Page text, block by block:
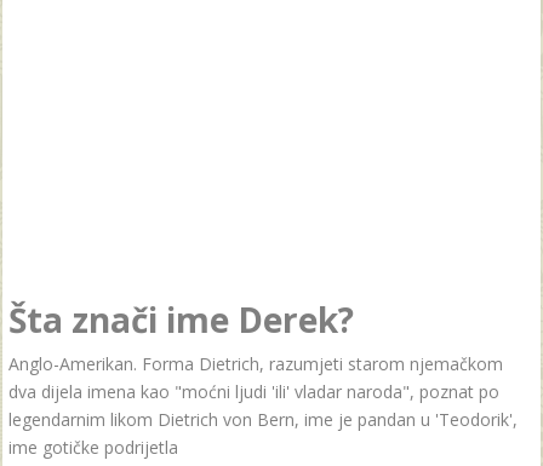
Šta znači ime Derek?
Anglo-Amerikan. Forma Dietrich, razumjeti starom njemačkom
dva dijela imena kao "moćni ljudi 'ili' vladar naroda", poznat po
legendarnim likom Dietrich von Bern, ime je pandan u 'Teodorik',
ime gotičke podrijetla